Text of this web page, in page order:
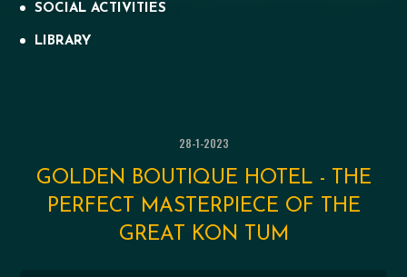
SOCIAL ACTIVITIES
LIBRARY
28-1-2023
GOLDEN BOUTIQUE HOTEL - THE
PERFECT MASTERPIECE OF THE
GREAT KON TUM